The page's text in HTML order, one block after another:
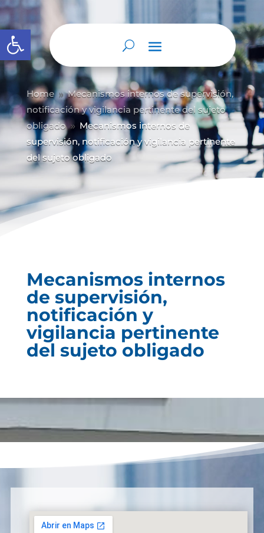
Abrir barra de herramientas
Home 9 Mecanismos internos de supervisión,
notificación y vigilancia pertinente del sujeto
obligado 9 Mecanismos internos de
supervisión, notificación y vigilancia pertinente
del sujeto obligado
Mecanismos internos
de supervisión,
notificación y
vigilancia pertinente
del sujeto obligado